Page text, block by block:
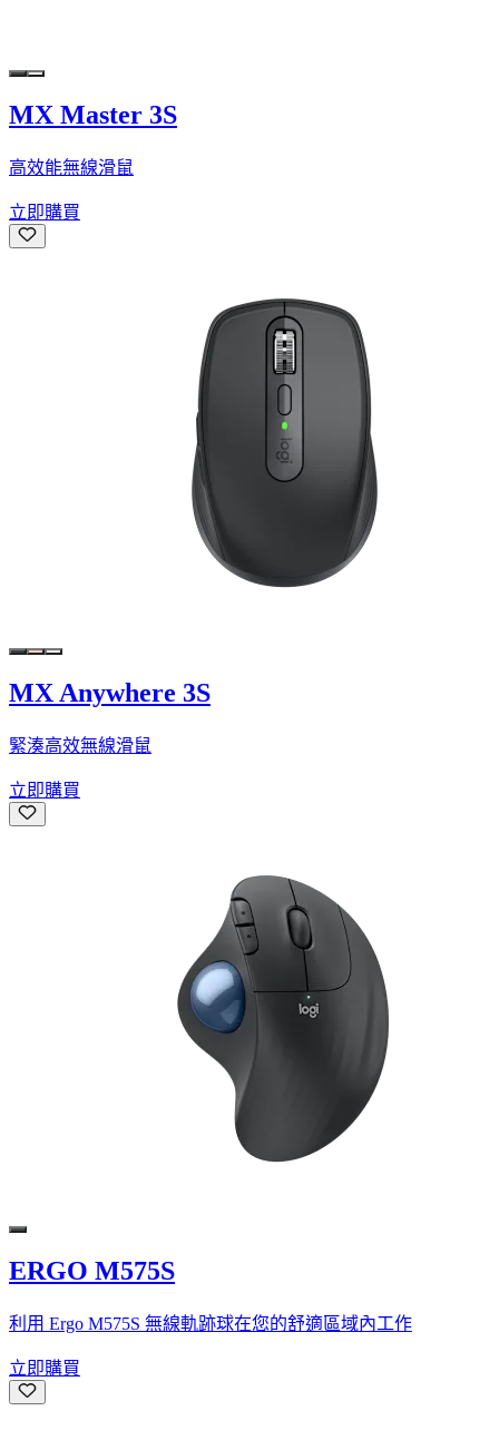
MX Master 3S
高效能無線滑鼠
立即購買
MX Anywhere 3S
緊湊高效無線滑鼠
立即購買
ERGO M575S
利用 Ergo M575S 無線軌跡球在您的舒適區域內工作
立即購買